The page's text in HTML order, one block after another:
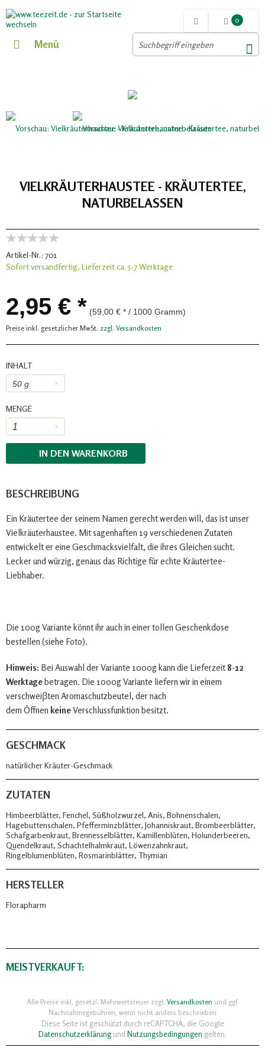
0
Menü
VIELKRÄUTERHAUSTEE - KRÄUTERTEE,
NATURBELASSEN
Artikel-Nr.: 701
Sofort versandfertig, Lieferzeit ca. 5-7 Werktage
2,95 € * (59,00 € * / 1000 Gramm)
Preise inkl. gesetzlicher MwSt. zzgl. Versandkosten
INHALT
MENGE
IN DEN WARENKORB
BESCHREIBUNG
Ein Kräutertee der seinem Namen gerecht werden will, das ist unser
Vielkräuterhaustee. Mit sagenhaften 19 verschiedenen Zutaten
entwickelt er eine Geschmacksvielfalt, die ihres Gleichen sucht.
Lecker und würzig, genaus das Richtige für echte Kräutertee-
Liebhaber.
Die 100g Variante könnt ihr auch in einer tollen Geschenkdose
bestellen (siehe Foto).
Hinweis: Bei Auswahl der Variante 1000g kann die Lieferzeit 8-12
Werktagebetragen. Die 1000g Variante liefern wir in einem
verschweiβten Aromaschutzbeutel, der nach
dem Öffnen keineVerschlussfunktion besitzt.
GESCHMACK
natürlicher Kräuter-Geschmack
ZUTATEN
Himbeerblätter, Fenchel, Süßholzwurzel, Anis, Bohnenschalen,
Hagebuttenschalen, Pfefferminzblätter, Johanniskraut, Brombeerblätter,
Schafgarbenkraut, Brennesselblätter, Kamillenblüten, Holunderbeeren,
Quendelkraut, Schachtelhalmkraut, Löwenzahnkraut,
Ringelblumenblüten, Rosmarinblätter, Thymian
HERSTELLER
Florapharm
MEISTVERKAUFT:
Alle Preise inkl. gesetzl. Mehrwertsteuer zzgl. Versandkosten und ggf.
Nachnahmegebühren, wenn nicht anders beschrieben
Diese Seite ist geschützt durch reCAPTCHA, die Google
Datenschutzerklärungund Nutzungsbedingungen gelten.